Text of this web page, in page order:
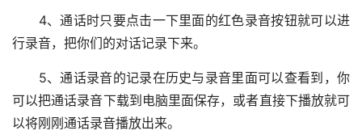
4、通话时只要点击一下里面的红色录音按钮就可以进
行录音，把你们的对话记录下来。
5、通话录音的记录在历史与录音里面可以查看到，你
可以把通话录音下载到电脑里面保存，或者直接下播放就可
以将刚刚通话录音播放出来。